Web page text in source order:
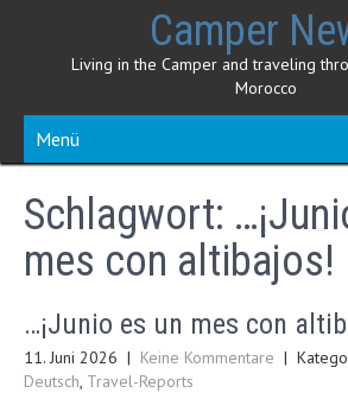
Camper
Living in the Camper and traveling
Morocco
Menü
Schlagwort:
mes con altibajos!
…¡Junio es un mes con
11. Juni 2026 | Keine Kommentare |
Deutsch, Travel-Reports